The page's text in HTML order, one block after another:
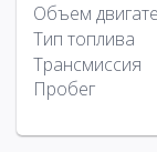
Объем
Тип топлива
Трансмиссия
Пробег